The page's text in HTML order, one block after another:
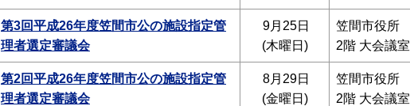
第3回平成26年度笠間市公の施設指定管
理者選定審議会
9月25日
(木曜日)
笠間市役所
2階 大会議室
第2回平成26年度笠間市公の施設指定管
理者選定審議会
8月29日
(金曜日)
笠間市役所
2階 大会議室